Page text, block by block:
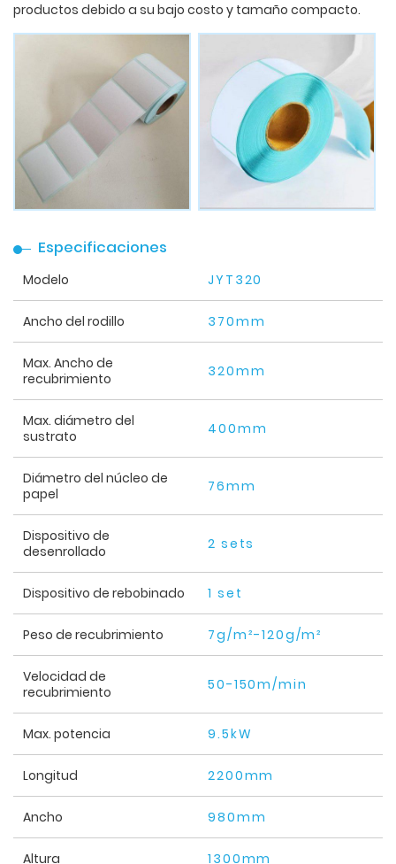
productos debido a su bajo costo y tamaño compacto.
Especificaciones
Modelo JYT320
Ancho del rodillo 370mm
Max. Ancho de
recubrimiento
320mm
Max. diámetro del
sustrato
400mm
Diámetro del núcleo de
papel
76mm
Dispositivo de
desenrollado
2 sets
Dispositivo de rebobinado 1 set
Peso de recubrimiento 7g/m²-120g/m²
Velocidad de
recubrimiento
50-150m/min
Max. potencia 9.5kW
Longitud 2200mm
Ancho 980mm
Altura 1300mm